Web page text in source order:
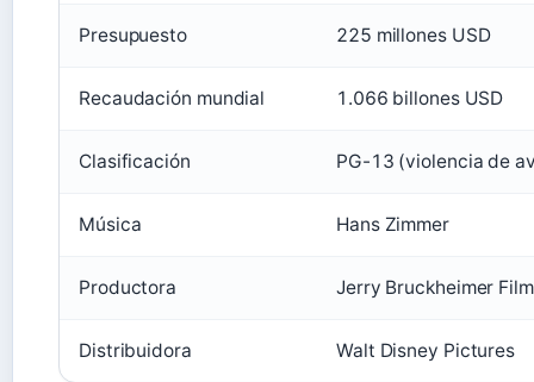
Presupuesto 225 millones USD
Recaudación mundial 1.066 billones USD
Clasificación PG-13 (violencia de
Música Hans Zimmer
Productora Jerry Bruckheimer
Distribuidora Walt Disney Pictures